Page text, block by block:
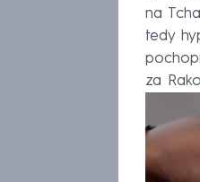
na
tedy
za